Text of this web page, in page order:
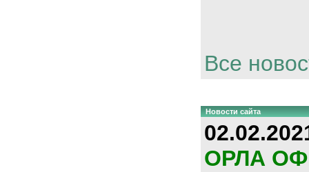
Все
Новости сайта
ОРЛА